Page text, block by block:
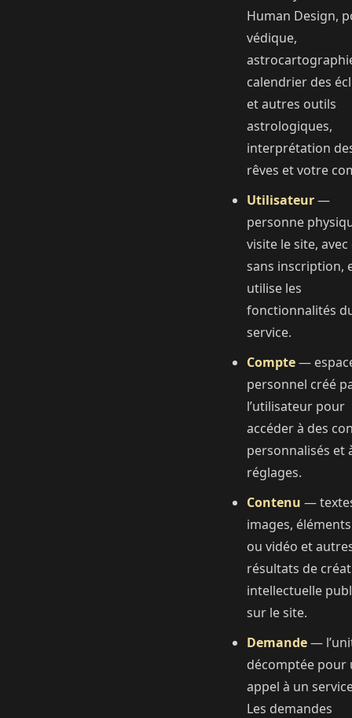
Human Design,
védique,
calendrier des
et autres outils
astrologiques,
interprétation
rêves et votre
Utilisateur—
personne
visite le site, avec
sans inscription,
utilise les
fonctionnalités
service.
Compte—
personnel créé
l’utilisateur pour
accéder à des
personnalisés et
réglages.
Contenu —
images,
ou vidéo et
résultats de
intellectuelle
sur le site.
Demande—
décomptée pour
appel à un
Les demandes